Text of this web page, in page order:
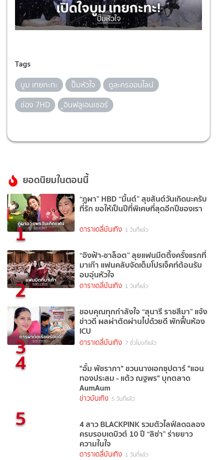
Tags
บูม เทยกะทะ ปั๊มหัวใจ
ดูละครออนไลน์
ช่อง 7HD
ูอินฟลูเอนเซอร์
ยอดนิยมในตอนนี้
1
“ภูผา” HBD “มิ้นต์” สุขสันต์วันเกิดนะครับ
ที่รัก ขอให้เป็นปีที่พิเศษที่สุดอีกปีของเรา
ดาราเดลี่บันเทิง 1 วันที่แล้ว
2
“อิงฟ้า-ชาล็อต” ลุยแฟนมีตติ้งครั้งแรกที่
มาเก๊า แฟนคลับจัดเต็มโปรเจ็คท์ต้อนรับ
อบอุ่นหัวใจ
ดาราเดลี่บันเทิง 1 วันที่แล้ว
3
ขอบคุณทุกกำลังใจ “สุนารี ราชสีมา” แจ้ง
ข่าวดี ผลผ่าตัดผ่านไปด้วยดี พักฟื้นห้อง
ICU
ดาราเดลี่บันเทิง 7 ชั่วโมงที่แล้ว
4 "อั้ม พัชราภา" ชวนนางเอกซุปตาร์ "แอน
ทองประสม - แต้ว ณฐพร" บุกตลาด
AumAum
ข่าวบันเทิง 5 วันที่แล้ว
5 4 สาว BLACKPINK รวมตัวไลฟ์สดฉลอง
ครบรอบเดบิวต์ 10 ปี “ลิซ่า” ร่ายยาว
ความในใจ
ดาราเดลี่บันเทิง 1 วันที่แล้ว